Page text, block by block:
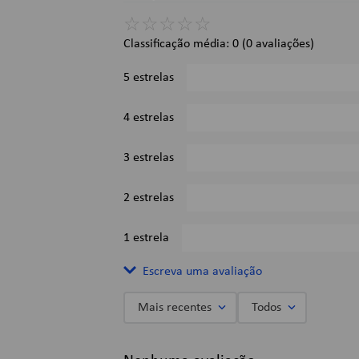
☆ ☆ ☆ ☆ ☆
Classificação média: 0 (0 avaliações)
5 estrelas
4 estrelas
3 estrelas
2 estrelas
1 estrela
Escreva uma avaliação
Mais recentes Todos